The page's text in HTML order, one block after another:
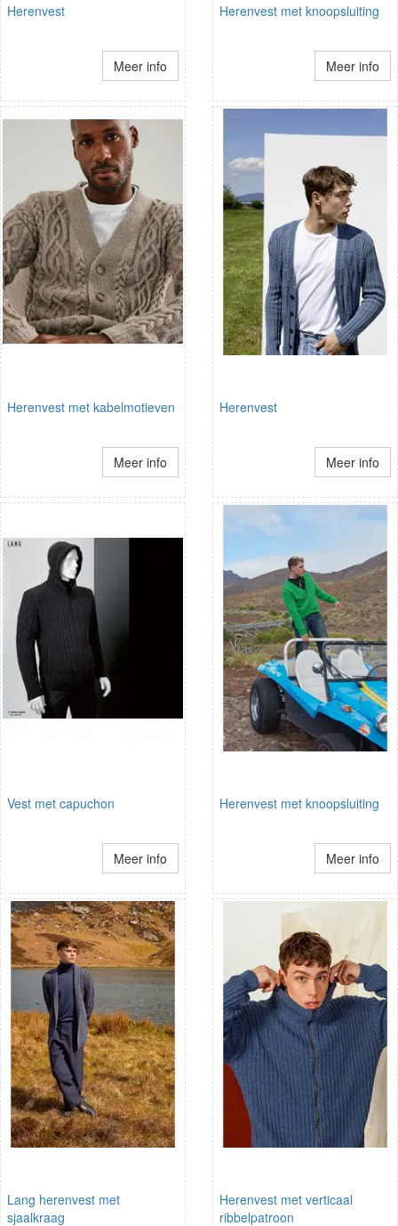
Herenvest
Meer info
Herenvest met knoopsluiting
Meer info
Herenvest met kabelmotieven
Meer info
Herenvest
Meer info
Vest met capuchon
Meer info
Herenvest met knoopsluiting
Meer info
Lang herenvest met
sjaalkraag
Herenvest met verticaal
ribbelpatroon